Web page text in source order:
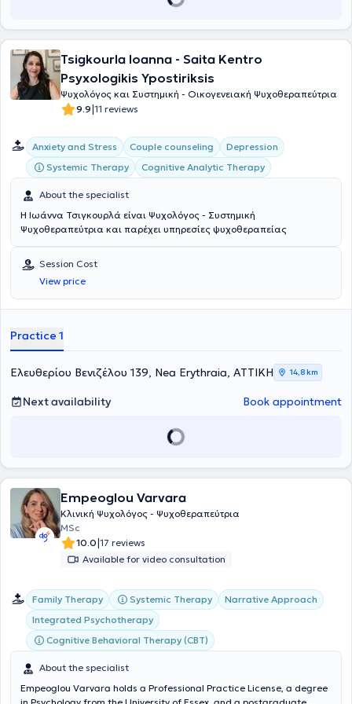
development and the improvement of daily quality of life both
Tsigkourla Ioanna - Saita Kentro
Psyxologikis Ypostiriksis
Ψυχολόγος και Συστημική - Οικογενειακή Ψυχοθεραπεύτρια
9.9|11 reviews
Anxiety and Stress Couple counseling
Depression
Systemic Therapy
Cognitive Analytic Therapy
About the specialist
Η Ιωάννα Τσιγκουρλά είναι Ψυχολόγος - Συστημική
Ψυχοθεραπεύτρια και παρέχει υπηρεσίες ψυχοθεραπείας
Session Cost
View price
Practice 1
Ελευθερίου Βενιζέλου 139, Nea Erythraia, ΑΤΤΙΚΗ 14,8 km
Next availability Book appointment
Empeoglou Varvara
Κλινική Ψυχολόγος - Ψυχοθεραπεύτρια
MSc
10.0|17 reviews
Available for video consultation
Family Therapy Systemic Therapy
Narrative Approach
Integrated Psychotherapy
Cognitive Behavioral Therapy (CBT)
About the specialist
Empeoglou Varvara holds a Professional Practice License, a degree